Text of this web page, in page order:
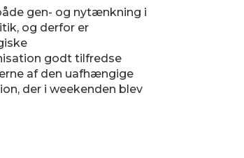
gen- og nytænkning i
og derfor er
godt tilfredse
af den uafhængige
der i weekenden blev